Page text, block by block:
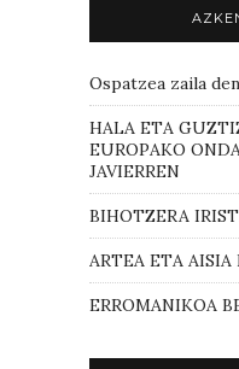
Ospatzea zaila
HALA ETA
EUROPAKO
JAVIERREN
BIHOTZERA
ARTEA ETA AISIA
ERROMANIKOA